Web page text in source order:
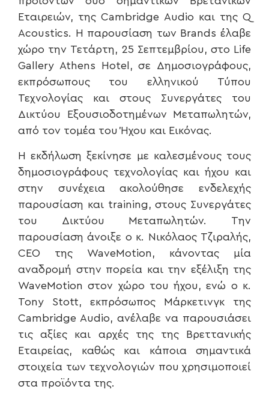
Εταιρειών, της Cambridge Audio και της Q
Acoustics. Η παρουσίαση των Brands έλαβε
χώρο την Τετάρτη, 25 Σεπτεμβρίου, στο Life
Gallery Athens Hotel, σε Δημοσιογράφους,
εκπρόσωπους του ελληνικού Τύπου
Τεχνολογίας και στους Συνεργάτες του
Δικτύου Εξουσιοδοτημένων Μεταπωλητών,
από τον τομέα του Ήχου και Εικόνας.
Η εκδήλωση ξεκίνησε με καλεσμένους τους
δημοσιογράφους τεχνολογίας και ήχου και
στην συνέχεια ακολούθησε ενδελεχής
παρουσίαση και training, στους Συνεργάτες
του Δικτύου Μεταπωλητών. Την
παρουσίαση άνοιξε ο κ. Νικόλαος Τζιραλής,
CEO της WaveMotion, κάνοντας μία
αναδρομή στην πορεία και την εξέλιξη της
WaveMotion στον χώρο του ήχου, ενώ ο κ.
Tony Stott, εκπρόσωπος Μάρκετινγκ της
Cambridge Audio, ανέλαβε να παρουσιάσει
τις αξίες και αρχές της της Βρεττανικής
Εταιρείας, καθώς και κάποια σημαντικά
στοιχεία των τεχνολογιών που χρησιμοποιεί
στα προϊόντα της.